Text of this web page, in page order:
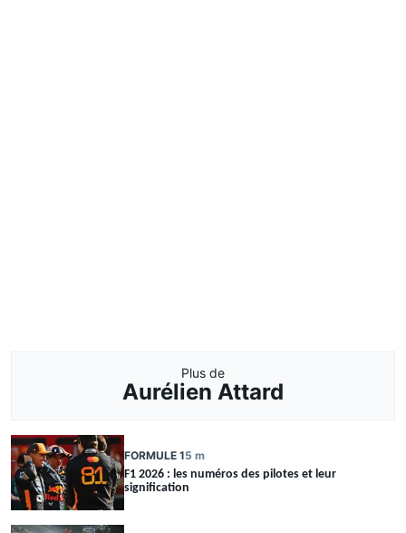
Plus de
Aurélien Attard
FORMULE 15 m
F1 2026 : les numéros des pilotes et leur
signification